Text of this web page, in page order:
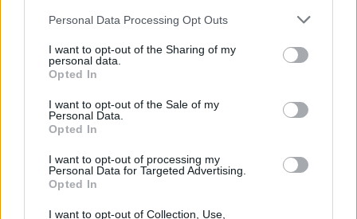
Personal Data Processing Opt Outs
I want to opt-out of the Sharing of my
personal data.
Opted In
I want to opt-out of the Sale of my
Personal Data.
Opted In
I want to opt-out of processing my
Personal Data for Targeted Advertising.
Opted In
I want to opt-out of Collection, Use,
kénytelen volt leállítani egyetlen atomerőművét, a
Paksi Atomerőművet. A szovjet korszakból származó
reaktorok